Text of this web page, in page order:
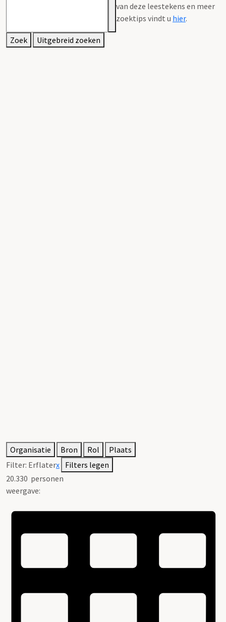
van deze leestekens en meer
zoektips vindt u hier.
Zoek Uitgebreid zoeken
Organisatie Bron Rol
Plaats
Filter: Erflaterx Filters legen
20.330 personen
weergave: